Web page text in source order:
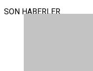
SON HABERLER